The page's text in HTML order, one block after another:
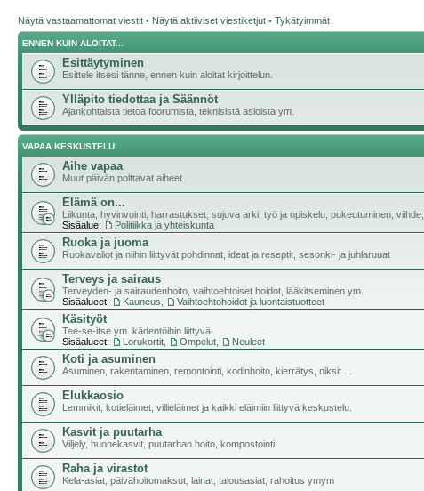
Näytä vastaamattomat viestit • Näytä aktiiviset viestiketjut • Tykätyimmät
ENNEN KUIN ALOITAT...
Esittäytyminen
Esittele itsesi tänne, ennen kuin aloitat kirjoittelun.
Ylläpito tiedottaa ja Säännöt
Ajankohtaista tietoa foorumista, teknisistä asioista ym.
VAPAA KESKUSTELU
Aihe vapaa
Muut päivän polttavat aiheet
Elämä on...
Liikunta, hyvinvointi, harrastukset, sujuva arki, työ ja opiskelu, pukeutuminen,
Sisäalue:
Politiikka ja yhteiskunta
Ruoka ja juoma
Ruokavaliot ja niihin liittyvät pohdinnat, ideat ja reseptit, sesonki- ja juhlaruuat
Terveys ja sairaus
Terveyden- ja sairaudenhoito, vaihtoehtoiset hoidot, lääkitseminen ym.
Sisäalueet:
Kauneus Vaihtoehtohoidot ja luontaistuotteet
Käsityöt
Tee-se-itse ym. kädentöihin liittyvä
Sisäalueet:
Lorukortit Ompelut Neuleet
Koti ja asuminen
Asuminen, rakentaminen, remontointi, kodinhoito, kierrätys, niksit ...
Elukkaosio
Lemmikit, kotieläimet, villieläimet ja kaikki eläimiin liittyvä keskustelu.
Kasvit ja puutarha
Viljely, huonekasvit, puutarhan hoito, kompostointi.
Raha ja virastot
Kela-asiat, päivähoitomaksut, lainat, talousasiat, rahoitus ymym